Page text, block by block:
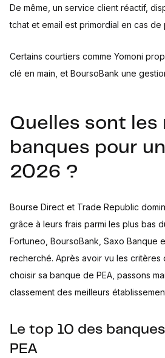
De même, un service client réactif,
tchat et email est primordial en cas de
Certains courtiers comme Yomoni
clé en main, et BoursoBank une
Quelles sont les
banques pour
2026 ?
Bourse Direct et Trade Republic
grâce à leurs frais parmi les plus bas
Fortuneo, BoursoBank, Saxo Banque
recherché. Après avoir vu les critères
choisir sa banque de PEA, passons
classement des meilleurs
Le top 10 des
PEA